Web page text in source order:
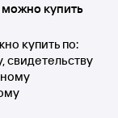
купить
купить по:
свидетельству